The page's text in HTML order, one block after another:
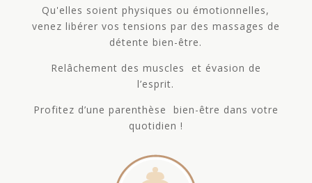
Qu'elles soient physiques ou émotionnelles,
venez libérer vos tensions par des massages de
détente bien-être.
Relâchement des muscles et évasion de
l’esprit.
Profitez d’une parenthèse bien-être dans votre
quotidien !